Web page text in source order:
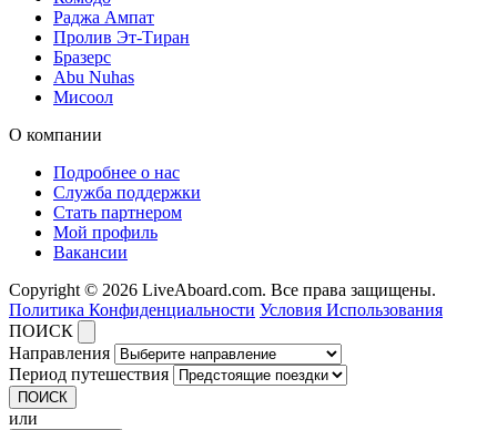
Раджа Ампат
Пролив Эт-Тиран
Бразерс
Abu Nuhas
Мисоол
О компании
Подробнее о нас
Служба поддержки
Стать партнером
Мой профиль
Вакансии
Copyright © 2026 LiveAboard.com. Все права защищены.
Политика Конфиденциальности Условия Использования
ПОИСК
Направления
Период путешествия
ПОИСК
или